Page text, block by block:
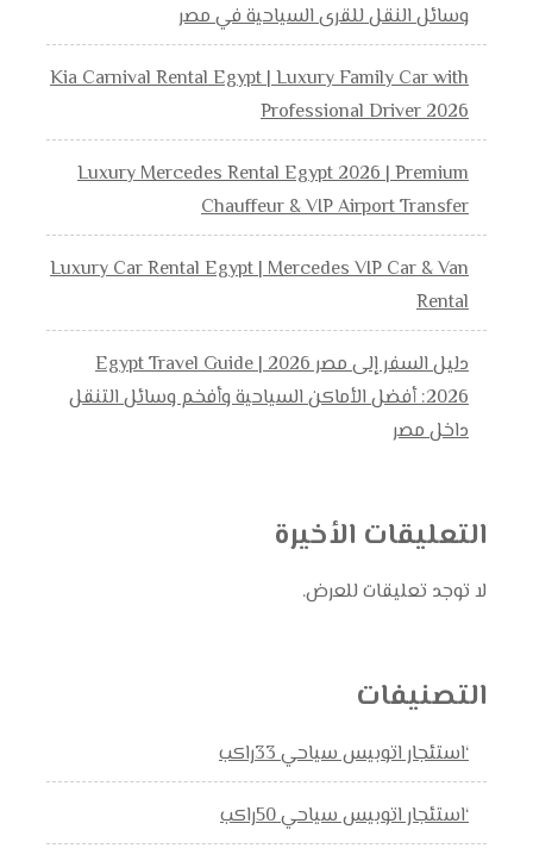
وسائل النقل للقرى السياحية في مصر
Kia Carnival Rental Egypt | Luxury Family Car with
Professional Driver 2026
Luxury Mercedes Rental Egypt 2026 | Premium
Chauffeur & VIP Airport Transfer
Luxury Car Rental Egypt | Mercedes VIP Car & Van
Rental
دليل السفر إلى مصر 2026 | Egypt Travel Guide
2026: أفضل الأماكن السياحية وأفخم وسائل التنقل
داخل مصر
التعليقات الأخيرة
لا توجد تعليقات للعرض.
التصنيفات
‘استئجار اتوبيس سياحي 33راكب
‘استئجار اتوبيس سياحي 50راكب